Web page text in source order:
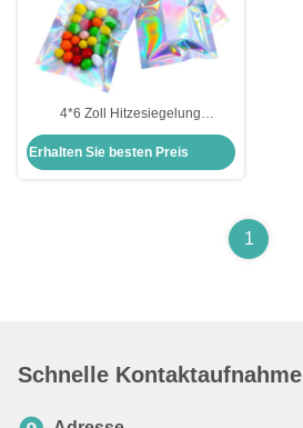
4*6 Zoll Hitzesiegelung
Tränenschlitze Oberfläche
Aluminiumfolie Holographische
Mylar Reißverschluss Taschen für
Erhalten Sie besten Preis
1
Schnelle Kontaktaufnahme